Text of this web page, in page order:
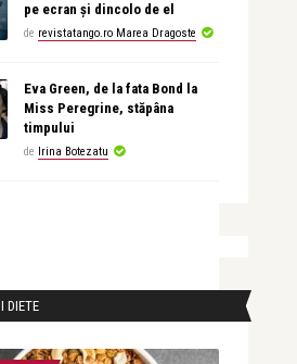
pe ecran și dincolo de el
de revistatango.ro Marea Dragoste
Eva Green, de la fata Bond la
Miss Peregrine, stăpâna
timpului
de Irina Botezatu
DIETE